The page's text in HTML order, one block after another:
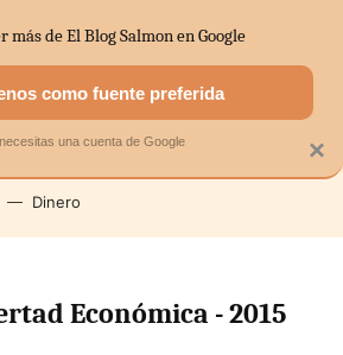
DOMÉSTICA MERCADOS
Dinero
Económica - 2015
×
más de El Blog Salmon en Google
como fuente preferida
una cuenta de Google